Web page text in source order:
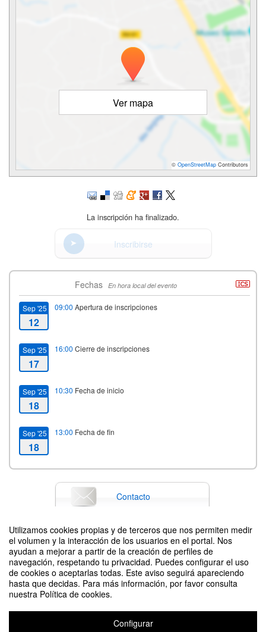
Utilizamos cookies propias y de terceros que nos permiten medir
el volumen y la interacción de los usuarios en el portal. Nos
ayudan a mejorar a partir de la creación de perfiles de
navegación, respetando tu privacidad. Puedes configurar el uso
de cookies o aceptarlas todas. Este aviso seguirá apareciendo
hasta que decidas. Para más información, por favor consulta
nuestra Política de cookies.
Configurar
Ver mapa
© OpenStreetMap Contributors
La inscripción ha finalizado.
Inscribirse
Fechas En hora local del evento
Sep '25
12
09:00 Apertura de inscripciones
Sep '25
17
16:00 Cierre de inscripciones
Sep '25
18
10:30 Fecha de inicio
Sep '25
18
13:00 Fecha de fin
Contacto
Difunde tu evento poniendo el siguiente código en tu sitio